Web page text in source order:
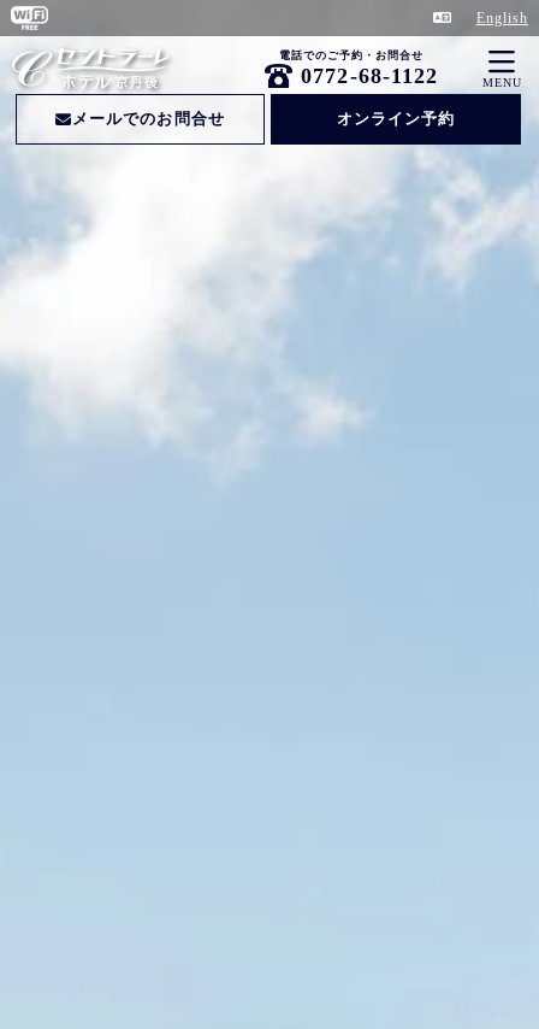
English
電話でのご予約・お問合せ
0772-68-1122
メールでのお問合せ オンライン予約
MENU